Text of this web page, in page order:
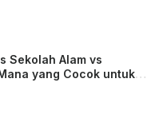
Sekolah Alam vs
yang Cocok untuk